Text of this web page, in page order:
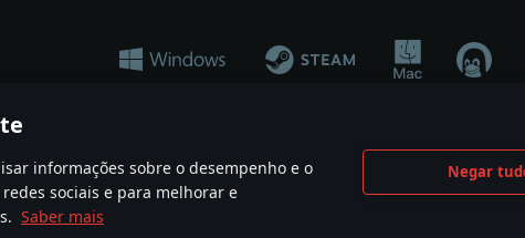
informações sobre o desempenho e o
sociais e para melhorar e
Saber mais
Negar
armas ou veículo neste jogo não significa participação no desenvolvimento,
logos and brand names are the property of their respective owners.
Termos de Serviço